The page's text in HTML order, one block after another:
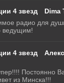
Dima
радио для
ведущим!
Постоянно
из Минска!!!